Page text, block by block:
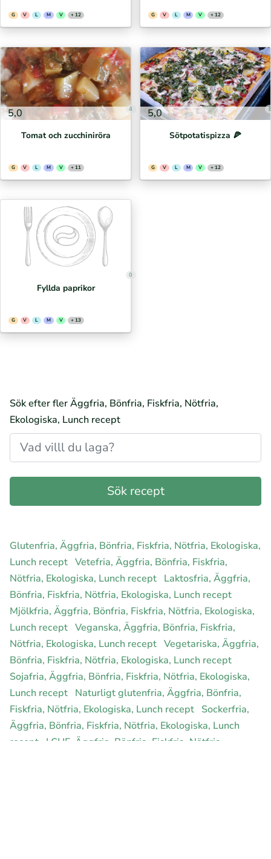
G V L M V + 12 G V L M V + 12
5,0 4
Tomat och zucchiniröra
G V L M V + 11
5,0
Sötpotatispizza 🍕⁣
G V L M V + 12
0
Fyllda paprikor
G V L M V + 13
Sök efter fler Äggfria, Bönfria, Fiskfria, Nötfria,
Ekologiska, Lunch recept
Glutenfria, Äggfria, Bönfria, Fiskfria, Nötfria, Ekologiska,
Lunch recept Vetefria, Äggfria, Bönfria, Fiskfria,
Nötfria, Ekologiska, Lunch recept Laktosfria, Äggfria,
Bönfria, Fiskfria, Nötfria, Ekologiska, Lunch recept
Mjölkfria, Äggfria, Bönfria, Fiskfria, Nötfria, Ekologiska,
Lunch recept Veganska, Äggfria, Bönfria, Fiskfria,
Nötfria, Ekologiska, Lunch recept Vegetariska, Äggfria,
Bönfria, Fiskfria, Nötfria, Ekologiska, Lunch recept
Sojafria, Äggfria, Bönfria, Fiskfria, Nötfria, Ekologiska,
Lunch recept Naturligt glutenfria, Äggfria, Bönfria,
Fiskfria, Nötfria, Ekologiska, Lunch recept Sockerfria,
Äggfria, Bönfria, Fiskfria, Nötfria, Ekologiska, Lunch
recept LCHF, Äggfria, Bönfria, Fiskfria, Nötfria,